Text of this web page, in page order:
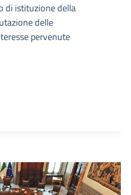
di istituzione della
delle
pervenute